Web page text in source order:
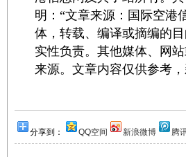
明：“文章来源：国际空港
体，转载、编译或摘编的
实性负责。其他媒体、网
来源。文章内容仅供参考，
分享到： QQ空间 新浪微博 腾